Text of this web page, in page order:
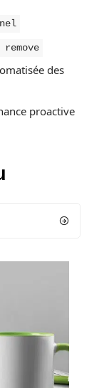
remove
des
proactive